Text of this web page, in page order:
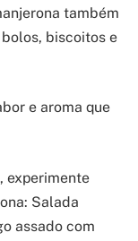
também
biscoitos e
e aroma que
experimente
Salada
assado com